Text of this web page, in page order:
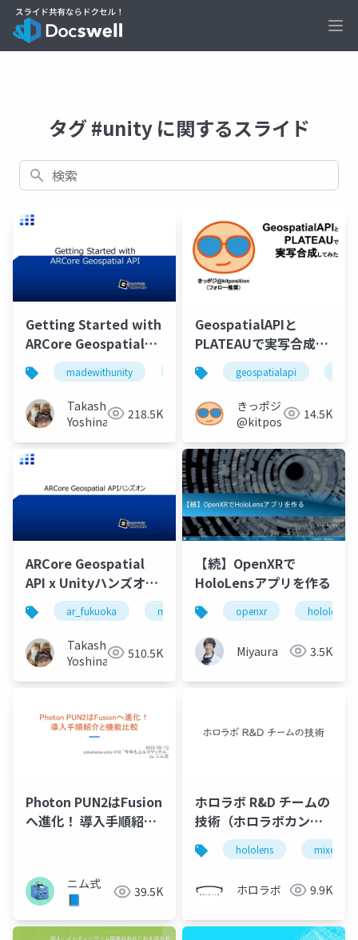
タグ #unity に関するスライド
検索
Getting Started with
ARCore Geospatial
API & Unitymadewithunity ar_fukuoka arcore
Takashi
Yoshinaga 218.5K
GeospatialAPIと
PLATEAUで実写合成し
てみた geospatialapi
きっポジ
@kitposition14.5K
ARCore Geospatial
API x Unityハンズオン
by AR Fukuoka
ar_fukuoka madewithunity arcore
Takashi
Yoshinaga 510.5K
【続】OpenXRで
HoloLensアプリを作る
openxr hololens
Miyaura 3.5K
Photon PUN2はFusion
へ進化！ 導入手順紹介
ニム式
📘
39.5K
ホロラボ R&D チームの
技術（ホロラボカンフ
ァレンス 2022 発表スラ
イド）
hololens mixed
ホロラボ 9.9K